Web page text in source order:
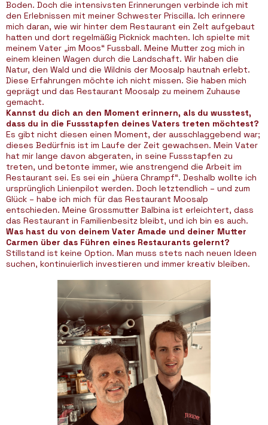
Boden. Doch die intensivsten Erinnerungen verbinde ich mit
den Erlebnissen mit meiner Schwester Priscilla. Ich erinnere
mich daran, wie wir hinter dem Restaurant ein Zelt aufgebaut
hatten und dort regelmäßig Picknick machten. Ich spielte mit
meinem Vater „im Moos“ Fussball. Meine Mutter zog mich in
einem kleinen Wagen durch die Landschaft. Wir haben die
Natur, den Wald und die Wildnis der Moosalp hautnah erlebt.
Diese Erfahrungen möchte ich nicht missen. Sie haben mich
geprägt und das Restaurant Moosalp zu meinem Zuhause
gemacht.
Kannst du dich an den Moment erinnern, als du wusstest,
dass du in die Fussstapfen deines Vaters treten möchtest?
Es gibt nicht diesen einen Moment, der ausschlaggebend war;
dieses Bedürfnis ist im Laufe der Zeit gewachsen. Mein Vater
hat mir lange davon abgeraten, in seine Fussstapfen zu
treten, und betonte immer, wie anstrengend die Arbeit im
Restaurant sei. Es sei ein „hüera Chrampf“. Deshalb wollte ich
ursprünglich Linienpilot werden. Doch letztendlich – und zum
Glück – habe ich mich für das Restaurant Moosalp
entschieden. Meine Grossmutter Balbina ist erleichtert, dass
das Restaurant in Familienbesitz bleibt, und ich bin es auch.
Was hast du von deinem Vater Amade und deiner Mutter
Carmen über das Führen eines Restaurants gelernt?
Stillstand ist keine Option. Man muss stets nach neuen Ideen
suchen, kontinuierlich investieren und immer kreativ bleiben.